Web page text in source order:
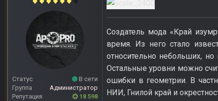
Статус
В сети
Группа
Администратор
Репутация
18 598
Создатель мода «Край
время. Из него стало
относительно небольших, но
Остальные уровни можно
ошибки в геометрии. В
НИИ, Гнилой край и